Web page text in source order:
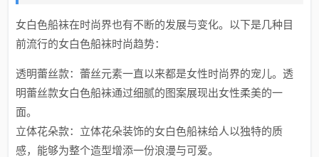
女白色船袜在时尚界也有不断的发展与变化。以下是几种目
前流行的女白色船袜时尚趋势：
透明蕾丝款：蕾丝元素一直以来都是女性时尚界的宠儿。透
明蕾丝款女白色船袜通过细腻的图案展现出女性柔美的一
面。
立体花朵款：立体花朵装饰的女白色船袜给人以独特的质
感，能够为整个造型增添一份浪漫与可爱。